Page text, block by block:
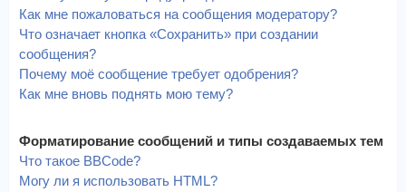
Как мне пожаловаться на сообщения модератору?
Что означает кнопка «Сохранить» при создании
сообщения?
Почему моё сообщение требует одобрения?
Как мне вновь поднять мою тему?
Форматирование сообщений и типы создаваемых тем
Что такое BBCode?
Могу ли я использовать HTML?